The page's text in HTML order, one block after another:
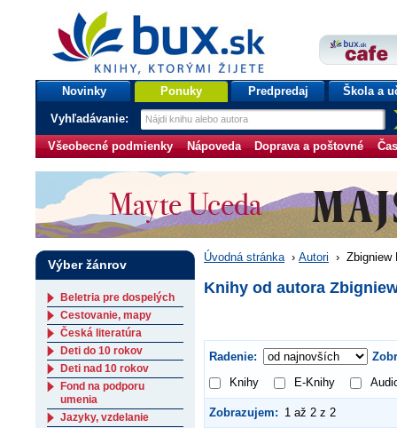
bux.sk
knihy, ktorými žijete
Úvodná stránka
Novinky Ponuky Predpredaj Škola a
Vyhľadávanie:
Všeobecné podmienky Nápoveda Doprava a poštovné
Úvodná stránka › Autori › Zbigniew
Knihy od autora
Radenie:
Knihy
E-Knihy
Zobrazujem: 1 až 2 z 2
Výber žánrov
Beletria pre dospelých
Cestovanie, mapy
Česká literatúra
Deti do 10 rokov
Deti nad 10 rokov
Fond na podporu
umenia
Jazyky, vzdelanie